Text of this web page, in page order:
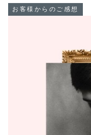
お客様からのご感想